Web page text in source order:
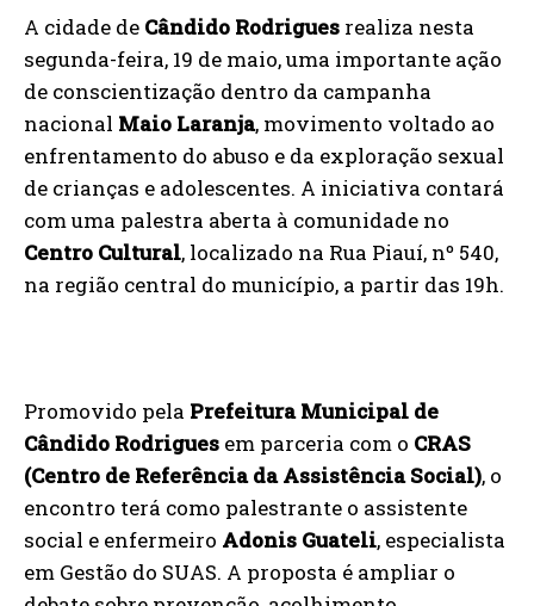
A cidade de Cândido Rodrigues realiza nesta
segunda-feira, 19 de maio, uma importante ação
de conscientização dentro da campanha
nacional Maio Laranja, movimento voltado ao
enfrentamento do abuso e da exploração sexual
de crianças e adolescentes. A iniciativa contará
com uma palestra aberta à comunidade no
Centro Cultural, localizado na Rua Piauí, nº 540,
na região central do município, a partir das 19h.
Promovido pela Prefeitura Municipal de
Cândido Rodrigues em parceria com o CRAS
(Centro de Referência da Assistência Social), o
encontro terá como palestrante o assistente
social e enfermeiro Adonis Guateli, especialista
em Gestão do SUAS. A proposta é ampliar o